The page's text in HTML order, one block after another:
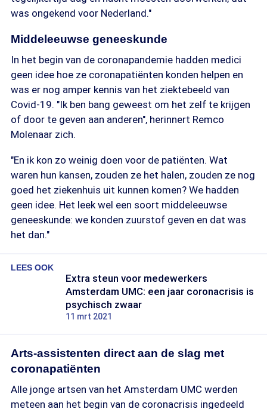
was ongekend voor Nederland."
Middeleeuwse geneeskunde
In het begin van de coronapandemie hadden medici
geen idee hoe ze coronapatiënten konden helpen en
was er nog amper kennis van het ziektebeeld van
Covid-19. "Ik ben bang geweest om het zelf te krijgen
of door te geven aan anderen", herinnert Remco
Molenaar zich.
"En ik kon zo weinig doen voor de patiënten. Wat
waren hun kansen, zouden ze het halen, zouden ze nog
goed het ziekenhuis uit kunnen komen? We hadden
geen idee. Het leek wel een soort middeleeuwse
geneeskunde: we konden zuurstof geven en dat was
het dan."
LEES OOK
Extra steun voor medewerkers
Amsterdam UMC: een jaar coronacrisis is
psychisch zwaar
11 mrt 2021
Arts-assistenten direct aan de slag met
coronapatiënten
Alle jonge artsen van het Amsterdam UMC werden
meteen aan het begin van de coronacrisis ingedeeld